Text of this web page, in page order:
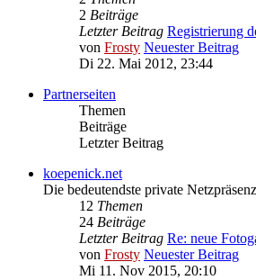
2 Beiträge
Letzter Beitrag Registrierung
von Frosty Neuester Beitrag
Di 22. Mai 2012, 23:44
Partnerseiten
Themen
Beiträge
Letzter Beitrag
koepenick.net
Die bedeutendste private
12 Themen
24 Beiträge
Letzter Beitrag Re: neue
von Frosty Neuester Beitrag
Mi 11. Nov 2015, 20:10